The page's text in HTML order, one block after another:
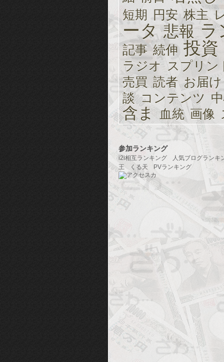
短期
円安 株主
ータ 悲報 ラ
記事 続伸 投資
ラジオ スプリン
売買 読者 お届け
談 コンテンツ
含ま 血統 画像
参加ランキング
i2i相互ランキング
人気ブログランキ
王
くる天 PVランキング